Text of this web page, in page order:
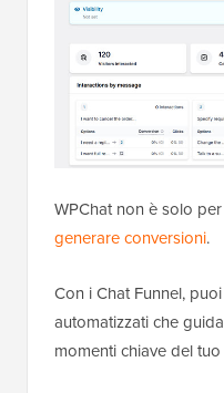
WPChat non è solo
generare conversioni.
Con i Chat Funnel,
automatizzati che
momenti chiave del